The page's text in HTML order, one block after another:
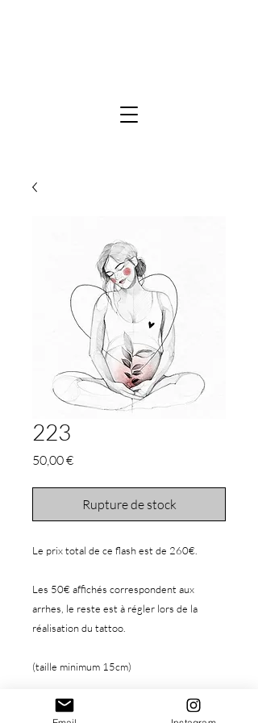
223
50,00 €Prix
Rupture de stock
Le prix total de ce flash est de 260€.
Les 50€ affichés correspondent aux
arrhes, le reste est à régler lors de la
réalisation du tattoo.
(taille minimum 15cm)
Ce flash correspond à une séance de 2h(